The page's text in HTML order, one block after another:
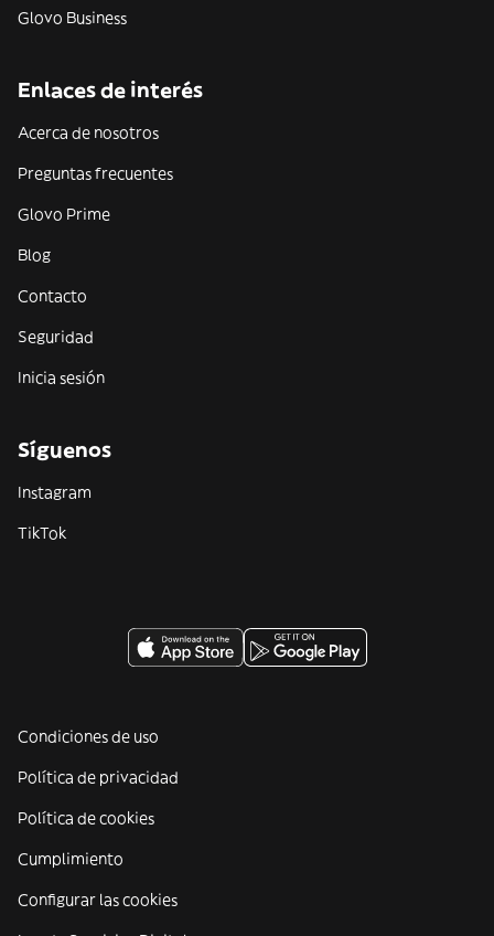
Glovo Business
Enlaces de interés
Acerca de nosotros
Preguntas frecuentes
Glovo Prime
Blog
Contacto
Seguridad
Inicia sesión
Síguenos
Instagram
TikTok
Condiciones de uso
Política de privacidad
Política de cookies
Cumplimiento
Configurar las cookies